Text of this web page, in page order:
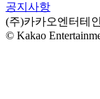
공지사항
(주)카카오엔터테
© Kakao